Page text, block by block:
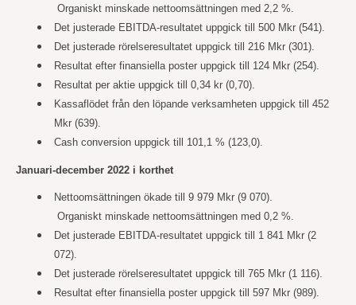
Organiskt minskade nettoomsättningen med 2,2 %.
Det justerade EBITDA-resultatet uppgick till 500 Mkr (541).
Det justerade rörelseresultatet uppgick till 216 Mkr (301).
Resultat efter finansiella poster uppgick till 124 Mkr (254).
Resultat per aktie uppgick till 0,34 kr (0,70).
Kassaflödet från den löpande verksamheten uppgick till 452
Mkr (639).
Cash conversion uppgick till 101,1 % (123,0).
Januari-december 2022 i korthet
Nettoomsättningen ökade till 9 979 Mkr (9 070).
Organiskt minskade nettoomsättningen med 0,2 %.
Det justerade EBITDA-resultatet uppgick till 1 841 Mkr (2
072).
Det justerade rörelseresultatet uppgick till 765 Mkr (1 116).
Resultat efter finansiella poster uppgick till 597 Mkr (989).